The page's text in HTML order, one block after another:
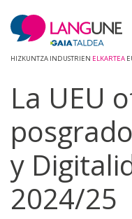
HIZKUNTZA INDUSTRIEN ELKARTEA
La UEU
y
2024/25